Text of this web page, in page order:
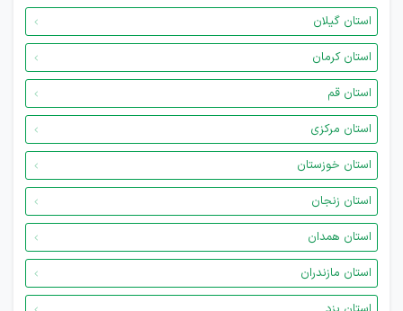
استان گیلان
استان کرمان
استان قم
استان مرکزی
استان خوزستان
استان زنجان
استان همدان
استان مازندران